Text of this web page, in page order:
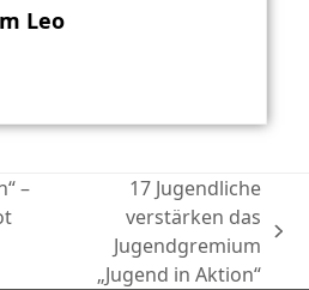
Leo
–
Nächster
Beitrag:
17 Jugendliche
verstärken das
Jugendgremium
„Jugend in Aktion“